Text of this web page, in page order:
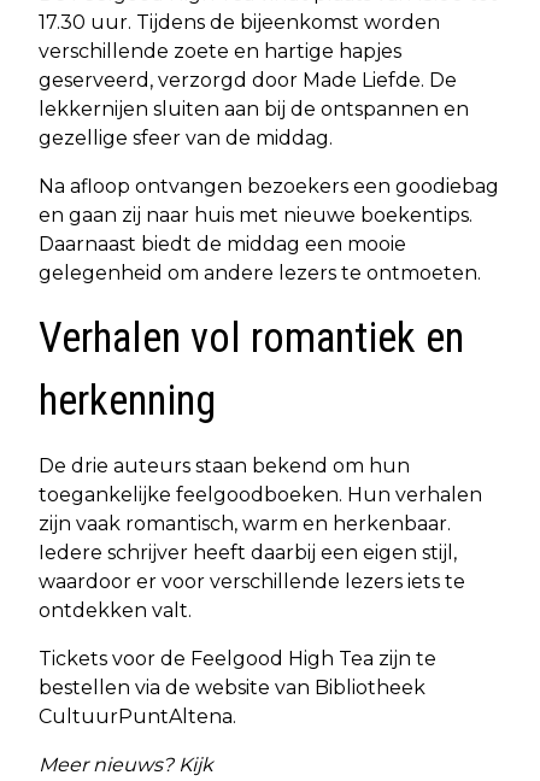
17.30 uur. Tijdens de bijeenkomst worden
verschillende zoete en hartige hapjes
geserveerd, verzorgd door Made Liefde. De
lekkernijen sluiten aan bij de ontspannen en
gezellige sfeer van de middag.
Na afloop ontvangen bezoekers een goodiebag
en gaan zij naar huis met nieuwe boekentips.
Daarnaast biedt de middag een mooie
gelegenheid om andere lezers te ontmoeten.
Verhalen vol romantiek en
herkenning
De drie auteurs staan bekend om hun
toegankelijke feelgoodboeken. Hun verhalen
zijn vaak romantisch, warm en herkenbaar.
Iedere schrijver heeft daarbij een eigen stijl,
waardoor er voor verschillende lezers iets te
ontdekken valt.
Tickets voor de Feelgood High Tea zijn te
bestellen via de website van Bibliotheek
CultuurPuntAltena.
Meer nieuws? Kijk